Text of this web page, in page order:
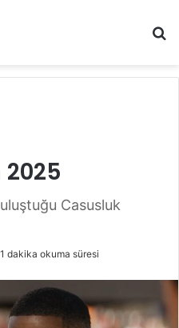
Casusluk
1 dakika okuma süresi